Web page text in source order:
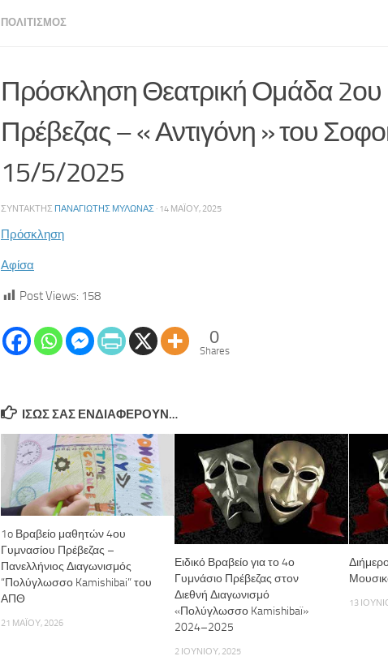
ΠΟΛΙΤΙΣΜΌΣ
Πρόσκληση Θεατρική Ομάδα
Πρέβεζας – « Αντιγόνη » του
15/5/2025
ΣΥΝΤΆΚΤΗΣ ΠΑΝΑΓΙΏΤΗΣ ΜΥΛΩΝΆΣ · 14 ΜΑΪ́ΟΥ, 2025
Πρόσκληση
Αφίσα
Post Views: 158
0
Shares
ΊΣΩΣ ΣΑΣ ΕΝΔΙΑΦΈΡΟΥΝ…
1o Βραβείο μαθητών 4ου
Γυμνασίου Πρέβεζας –
Πανελλήνιος Διαγωνισμός
“Πολύγλωσσο Kamishibai” του
ΑΠΘ
21 ΜΑΪ́ΟΥ, 2026
Ειδικό Βραβείο για το 4ο
Γυμνάσιο Πρέβεζας στον
Διεθνή Διαγωνισμό
«Πολύγλωσσο Kamishibaï»
2024–2025
2 ΙΟΥΝΊΟΥ, 2025
13